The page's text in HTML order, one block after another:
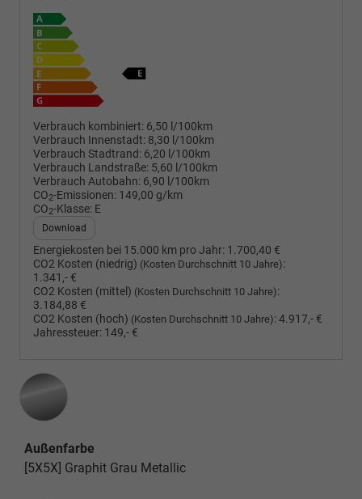
Verbrauch kombiniert: 6,50 l/100km
Verbrauch Innenstadt: 8,30 l/100km
Verbrauch Stadtrand: 6,20 l/100km
Verbrauch Landstraße: 5,60 l/100km
Verbrauch Autobahn: 6,90 l/100km
CO2-Emissionen: 149,00 g/km
CO2-Klasse: E
Download
Energiekosten bei 15.000 km pro Jahr: 1.700,40 €
CO2 Kosten (niedrig) (Kosten Durchschnitt 10 Jahre):
1.341,- €
CO2 Kosten (mittel) (Kosten Durchschnitt 10 Jahre):
3.184,88 €
CO2 Kosten (hoch) (Kosten Durchschnitt 10 Jahre):4.917,- €
Jahressteuer: 149,- €
Außenfarbe
[5X5X] Graphit Grau Metallic